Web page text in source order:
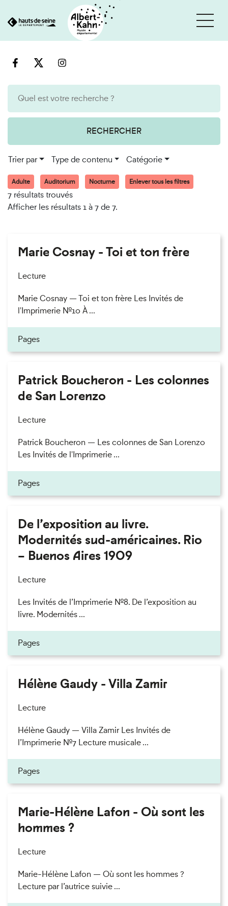
au
RECHERCHER
Trier par Type de contenu Catégorie
Adulte Auditorium Nocturne Enlever tous les filtres
7 résultats trouvés
Afficher les résultats 1 à 7 de 7.
Marie Cosnay - Toi et ton frère
Lecture
Marie Cosnay — Toi et ton frère Les Invités de
l'Imprimerie n°10 À ...
Pages
Patrick Boucheron - Les colonnes
de San Lorenzo
Lecture
Patrick Boucheron — Les colonnes de San Lorenzo
Les Invités de l'Imprimerie ...
Pages
De l’exposition au livre.
Modernités sud-américaines. Rio
– Buenos Aires 1909
Lecture
Les Invités de l’Imprimerie n°8. De l’exposition au
livre. Modernités ...
Pages
Hélène Gaudy - Villa Zamir
Lecture
Hélène Gaudy — Villa Zamir Les Invités de
l’Imprimerie n°7 Lecture musicale ...
Pages
Marie-Hélène Lafon - Où sont les
hommes ?
Lecture
Marie-Hélène Lafon — Où sont les hommes ?
Lecture par l’autrice suivie ...
Cookies et traceurs utilisés sur ce site